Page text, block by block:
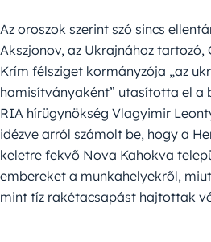
Az oroszok szerint szó sincs
Akszjonov, az Ukrajnához
Krím félsziget kormányzója „az
hamisítványaként” utasította el a
RIA hírügynökség Vlagyimir
idézve arról számolt be, hogy a
keletre fekvő Nova Kahokva
embereket a munkahelyekről,
mint tíz rakétacsapást hajtottak